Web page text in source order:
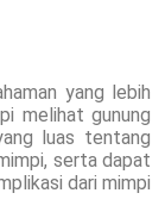
yang lebih
melihat gunung
luas tentang
serta dapat
dari mimpi